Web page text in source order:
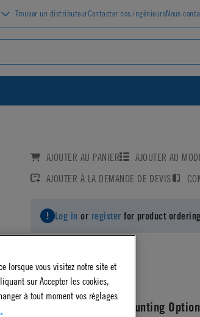
Trouver un distributeurContacter nos ingénieursNous
AJOUTER AU PANIER
AJOUTER AU
AJOUTER À LA DEMANDE DE DEVIS
Log in or register for product
Mounting Option
lorsque vous visitez notre site et
sur Accepter les cookies,
à tout moment vos réglages